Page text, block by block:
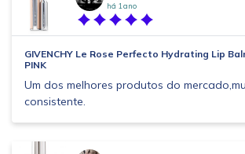
há 1 ano
GIVENCHY Le Rose Perfecto Hydrating Lip
PINK
Um dos melhores produtos do
consistente.